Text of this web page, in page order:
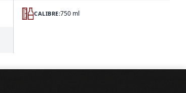
CALIBRE:750 ml